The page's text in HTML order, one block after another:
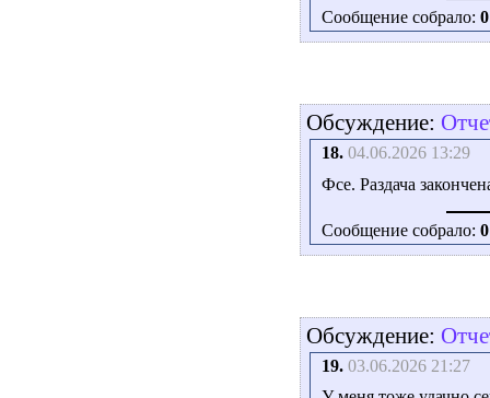
Сообщение собрало: 0
Обсуждение:
18. 04.06.2026 13:29
Фсе. Раздача
Сообщение собрало: 0
Обсуждение:
19. 03.06.2026 21:27